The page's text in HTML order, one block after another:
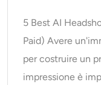
5 Best AI
Paid) Avere
per costruire un
impressione è